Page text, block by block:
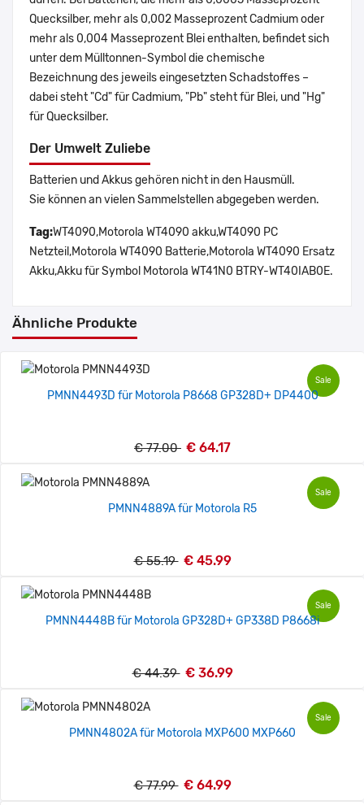
Quecksilber, mehr als 0,002 Masseprozent Cadmium oder
mehr als 0,004 Masseprozent Blei enthalten, befindet sich
unter dem Mülltonnen-Symbol die chemische
Bezeichnung des jeweils eingesetzten Schadstoffes –
dabei steht "Cd" für Cadmium, "Pb" steht für Blei, und "Hg"
für Quecksilber.
Der Umwelt Zuliebe
Batterien und Akkus gehören nicht in den Hausmüll.
Sie können an vielen Sammelstellen abgegeben werden.
Tag:WT4090,Motorola WT4090 akku,WT4090 PC
Netzteil,Motorola WT4090 Batterie,Motorola WT4090 Ersatz
Akku,Akku für Symbol Motorola WT41N0 BTRY-WT40IAB0E.
Ähnliche Produkte
Sale
PMNN4493D für Motorola P8668 GP328D+ DP4400
€ 77.00 € 64.17
Sale
PMNN4889A für Motorola R5
€ 55.19 € 45.99
Sale
PMNN4448B für Motorola GP328D+ GP338D P8668i
€ 44.39 € 36.99
Sale
PMNN4802A für Motorola MXP600 MXP660
€ 77.99 € 64.99